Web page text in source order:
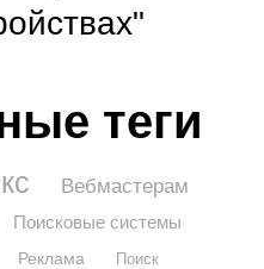
теги
Вебмастерам
Поисковые системы
Реклама
Поиск